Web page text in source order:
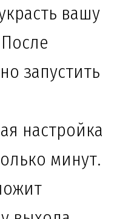
вашу
запустить
настройка
минут.